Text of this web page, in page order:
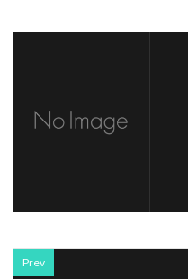
Prev